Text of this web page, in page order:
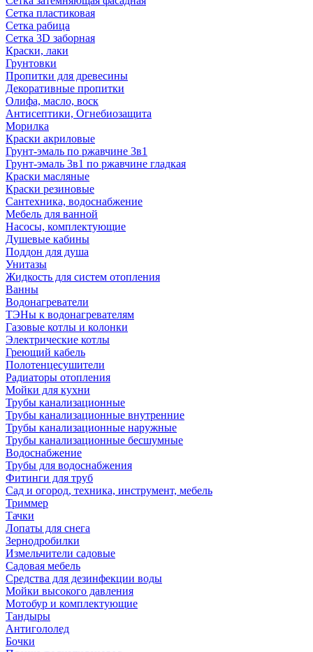
Сетка пластиковая
Сетка рабица
Сетка 3D заборная
Краски, лаки
Грунтовки
Пропитки для древесины
Декоративные пропитки
Олифа, масло, воск
Антисептики, Огнебиозащита
Морилка
Краски акриловые
Грунт-эмаль по ржавчине 3в1
Грунт-эмаль 3в1 по ржавчине гладкая
Краски масляные
Краски резиновые
Сантехника, водоснабжение
Мебель для ванной
Насосы, комплектующие
Душевые кабины
Поддон для душа
Унитазы
Жидкость для систем отопления
Ванны
Водонагреватели
ТЭНы к водонагревателям
Газовые котлы и колонки
Электрические котлы
Греющий кабель
Полотенцесушители
Радиаторы отопления
Мойки для кухни
Трубы канализационные
Трубы канализационные внутренние
Трубы канализационные наружные
Трубы канализационные бесшумные
Водоснабжение
Трубы для водоснабжения
Фитинги для труб
Сад и огород, техника, инструмент, мебель
Триммер
Тачки
Лопаты для снега
Зернодробилки
Измельчители садовые
Садовая мебель
Средства для дезинфекции воды
Мойки высокого давления
Мотобур и комплектующие
Тандыры
Антигололед
Бочки